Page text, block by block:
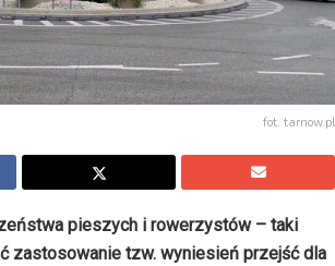
fot. tarnow.pl
pieszych i rowerzystów – taki
zastosowanie tzw. wyniesień przejść dla